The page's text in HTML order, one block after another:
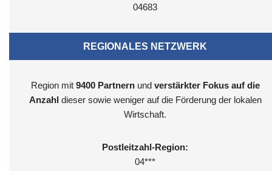
04683
REGIONALES NETZWERK
Region mit 9400 Partnernund verstärkter Fokus auf die
Anzahl dieser sowie weniger auf die Förderung der lokalen
Wirtschaft.
Postleitzahl-Region:
04***